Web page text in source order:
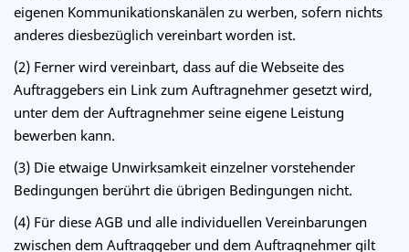
eigenen Kommunikationskanälen zu werben, sofern nichts
anderes diesbezüglich vereinbart worden ist.
(2) Ferner wird vereinbart, dass auf die Webseite des
Auftraggebers ein Link zum Auftragnehmer gesetzt wird,
unter dem der Auftragnehmer seine eigene Leistung
bewerben kann.
(3) Die etwaige Unwirksamkeit einzelner vorstehender
Bedingungen berührt die übrigen Bedingungen nicht.
(4) Für diese AGB und alle individuellen Vereinbarungen
zwischen dem Auftraggeber und dem Auftragnehmer gilt